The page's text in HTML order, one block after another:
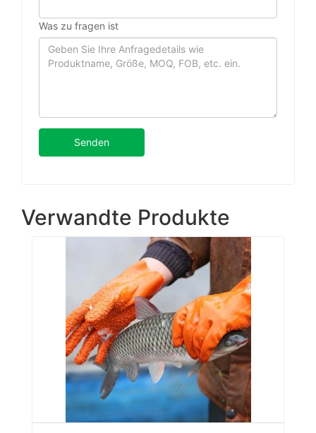
Was zu fragen ist
Senden
Verwandte Produkte